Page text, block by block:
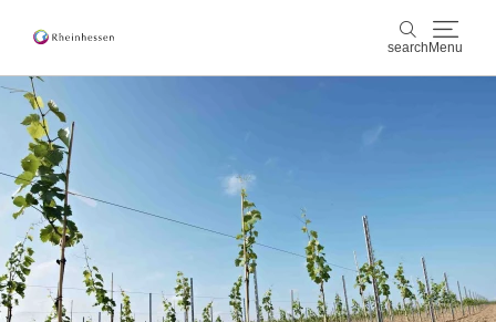
search Menu
sports & nature
culture & cities
events